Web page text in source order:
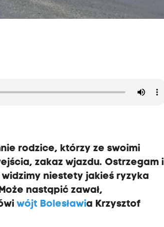
rodzice, którzy ze swoimi
zakaz wjazdu. Ostrzegam i
niestety jakieś ryzyka
nastąpić zawał,
wójt Bolesławia Krzysztof